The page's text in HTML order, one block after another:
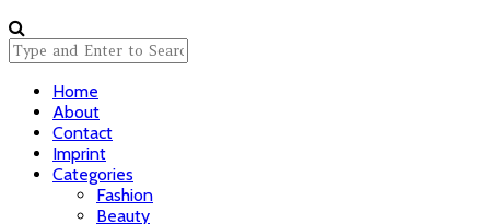
Home
About
Contact
Imprint
Categories
Fashion
Beauty